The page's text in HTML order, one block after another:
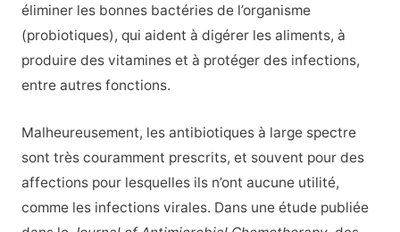
éliminer les bonnes bactéries de l’organisme
(probiotiques), qui aident à digérer les aliments, à
produire des vitamines et à protéger des infections,
entre autres fonctions.
Malheureusement, les antibiotiques à large spectre
sont très couramment prescrits, et souvent pour des
affections pour lesquelles ils n’ont aucune utilité,
comme les infections virales. Dans une étude publiée